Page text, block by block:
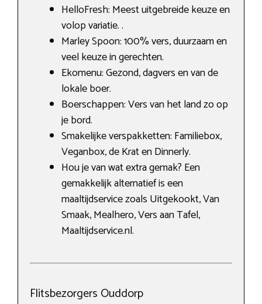
HelloFresh: Meest uitgebreide keuze en
volop variatie. .
Marley Spoon: 100% vers, duurzaam en
veel keuze in gerechten.
Ekomenu: Gezond, dagvers en van de
lokale boer.
Boerschappen: Vers van het land zo op
je bord.
Smakelijke verspakketten: Familiebox,
Veganbox, de Krat en Dinnerly.
Hou je van wat extra gemak? Een
gemakkelijk alternatief is een
maaltijdservice zoals Uitgekookt, Van
Smaak, Mealhero, Vers aan Tafel,
Maaltijdservice.nl.
Flitsbezorgers Ouddorp